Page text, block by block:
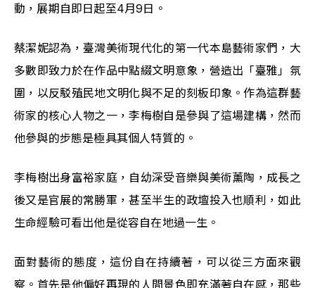
動，展期自即日起至4月9日。
蔡潔妮認為，臺灣美術現代化的第一代本島藝術家們，大
多數即致力於在作品中點綴文明意象，營造出「臺雅」氛
圍，以反駁殖民地文明化與不足的刻板印象。作為這群藝
術家的核心人物之一，李梅樹自是參與了這場建構，然而
他參與的步態是極具其個人特質的。
李梅樹出身富裕家庭，自幼深受音樂與美術薰陶，成長之
後又是官展的常勝軍，甚至半生的政壇投入也順利，如此
生命經驗可看出他是從容自在地過一生。
面對藝術的態度，這份自在持續著，可以從三方面來觀
察。首先是他偏好再現的人間景色即充滿著自在感，那些